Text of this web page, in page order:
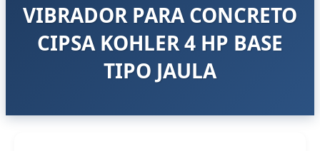
VIBRADOR PARA CONCRETO
CIPSA KOHLER 4 HP BASE
TIPO JAULA